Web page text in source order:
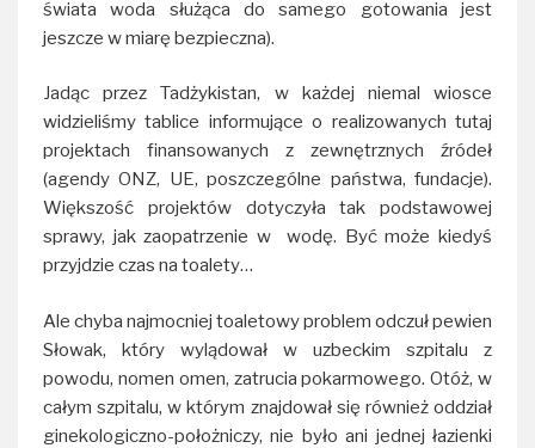
świata woda służąca do samego gotowania jest
jeszcze w miarę bezpieczna).
Jadąc przez Tadżykistan, w każdej niemal wiosce
widzieliśmy tablice informujące o realizowanych tutaj
projektach finansowanych z zewnętrznych źródeł
(agendy ONZ, UE, poszczególne państwa, fundacje).
Większość projektów dotyczyła tak podstawowej
sprawy, jak zaopatrzenie w wodę. Być może kiedyś
przyjdzie czas na toalety…
Ale chyba najmocniej toaletowy problem odczuł pewien
Słowak, który wylądował w uzbeckim szpitalu z
powodu, nomen omen, zatrucia pokarmowego. Otóż, w
całym szpitalu, w którym znajdował się również oddział
ginekologiczno-położniczy, nie było ani jednej łazienki